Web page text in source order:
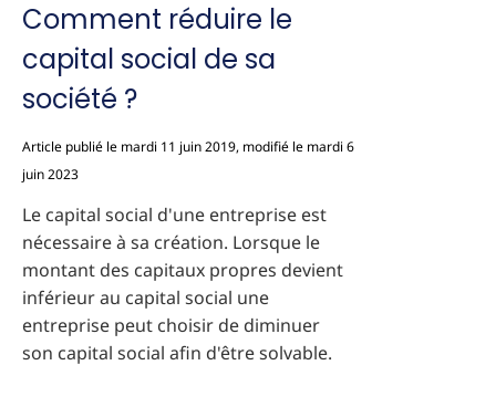
Comment réduire le
capital social de sa
société ?
Article publié le mardi 11 juin 2019, modifié le mardi 6
juin 2023
Le capital social d'une entreprise est
nécessaire à sa création. Lorsque le
montant des capitaux propres devient
inférieur au capital social une
entreprise peut choisir de diminuer
son capital social afin d'être solvable.